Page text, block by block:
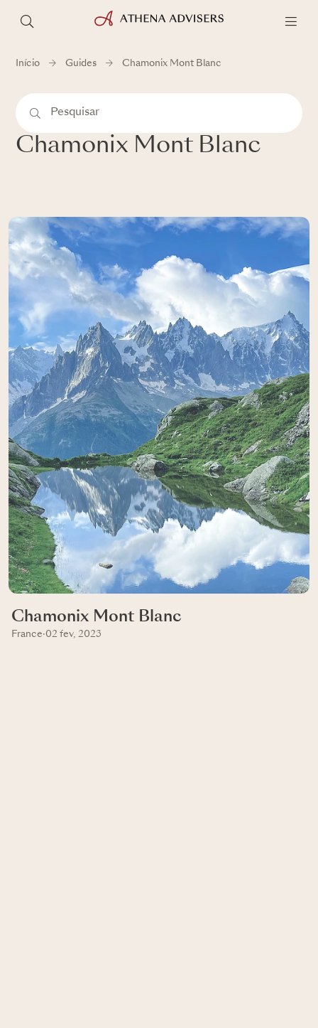
Início Guides Chamonix Mont Blanc
Chamonix Mont Blanc
Chamonix Mont Blanc
France·02 fev, 2023